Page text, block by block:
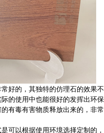
好的，其独特的仿理石的效果不
的使用中也能很好的发挥出环保
有毒有害物质释放出来的，非常
可以根据使用环境选择定制的，